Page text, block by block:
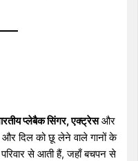
प्लेबैक सिंगर, एक्ट्रेसऔर
दिल को छू लेने वाले गानों के
परिवार से आती हैं, जहाँ बचपन से